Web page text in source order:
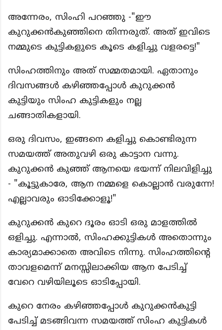
അന്നേരം, സിംഹി പറഞ്ഞു -"ഈ
കുറുക്കൻകുഞ്ഞിനെ തിന്നരുത്. അത് ഇവിടെ
നമ്മുടെ കുട്ടികളുടെ കൂടെ കളിച്ചു വളരട്ടെ!"
സിംഹത്തിനും അത് സമ്മതമായി. ഏതാനും
ദിവസങ്ങൾ കഴിഞ്ഞപ്പോൾ കുറുക്കൻ
കുട്ടിയും സിംഹ കുട്ടികളും നല്ല
ചങ്ങാതികളായി.
ഒരു ദിവസം, ഇങ്ങനെ കളിച്ചു കൊണ്ടിരുന്ന
സമയത്ത് അതുവഴി ഒരു കാട്ടാന വന്നു.
കുറുക്കൻ കുഞ്ഞ് ആനയെ ഭയന്ന് നിലവിളിച്ചു
- "കൂട്ടുകാരേ, ആന നമ്മളെ കൊല്ലാൻ വരുന്നേ!
എല്ലാവരും ഓടിക്കോളൂ!"
കുറുക്കൻ കുറെ ദൂരം ഓടി ഒരു മാളത്തിൽ
ഒളിച്ചു. എന്നാൽ, സിംഹക്കുട്ടികൾ അതൊന്നും
കാര്യമാക്കാതെ അവിടെ നിന്നു. സിംഹത്തിൻ്റെ
താവളമെന്ന് മനസ്സിലാക്കിയ ആന പേടിച്ച്
വേറെ വഴിയിലൂടെ ഓടിപ്പോയി.
കുറെ നേരം കഴിഞ്ഞപ്പോൾ കുറുക്കൻകുട്ടി
പേടിച്ച് മടങ്ങിവന്ന സമയത്ത് സിംഹ കുട്ടികൾ